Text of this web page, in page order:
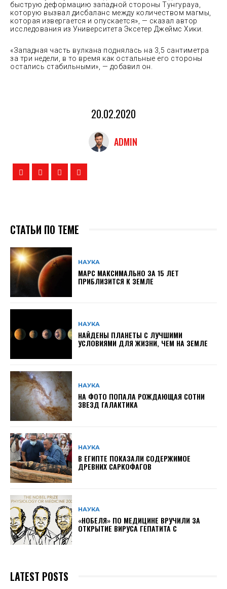
быструю деформацию западной стороны Тунгурауа,
которую вызвал дисбаланс между количеством магмы,
которая извергается и опускается», — сказал автор
исследования из Университета Эксетер Джеймс Хики.
«Западная часть вулкана поднялась на 3,5 сантиметра
за три недели, в то время как остальные его стороны
остались стабильными», — добавил он.
20.02.2020
ADMIN
СТАТЬИ ПО ТЕМЕ
НАУКА
МАРС МАКСИМАЛЬНО ЗА 15 ЛЕТ
ПРИБЛИЗИТСЯ К ЗЕМЛЕ
НАУКА
НАЙДЕНЫ ПЛАНЕТЫ С ЛУЧШИМИ
УСЛОВИЯМИ ДЛЯ ЖИЗНИ, ЧЕМ НА ЗЕМЛЕ
НАУКА
НА ФОТО ПОПАЛА РОЖДАЮЩАЯ СОТНИ
ЗВЕЗД ГАЛАКТИКА
НАУКА
В ЕГИПТЕ ПОКАЗАЛИ СОДЕРЖИМОЕ
ДРЕВНИХ САРКОФАГОВ
НАУКА
«НОБЕЛЯ» ПО МЕДИЦИНЕ ВРУЧИЛИ ЗА
ОТКРЫТИЕ ВИРУСА ГЕПАТИТА С
LATEST POSTS